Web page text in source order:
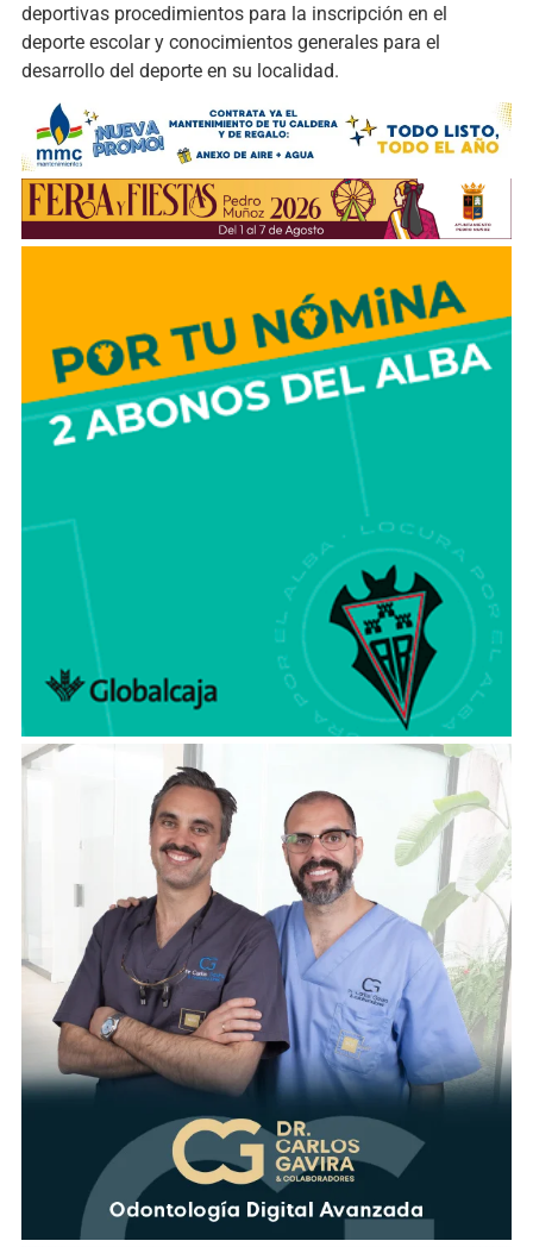
deportivas procedimientos para la inscripción en el
deporte escolar y conocimientos generales para el
desarrollo del deporte en su localidad.